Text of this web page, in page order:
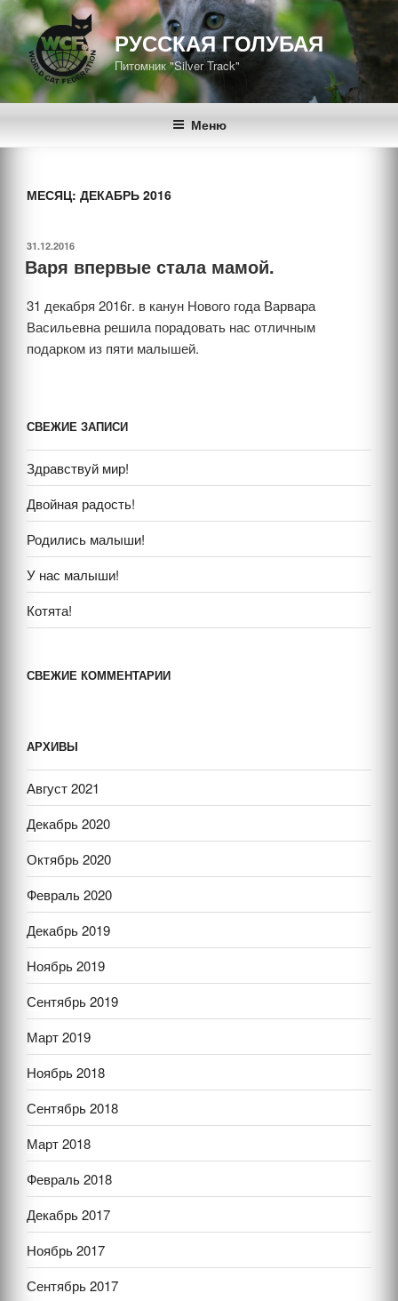
Перейти
содержимому
РУССКАЯ ГОЛУБАЯ
Питомник "Silver Track"
Меню
МЕСЯЦ: ДЕКАБРЬ 2016
ОПУБЛИКОВАНО
31.12.2016
Варя впервые стала мамой.
31 декабря 2016г. в канун Нового года Варвара
Васильевна решила порадовать нас отличным
подарком из пяти малышей.
СВЕЖИЕ ЗАПИСИ
Здравствуй мир!
Двойная радость!
Родились малыши!
У нас малыши!
Котята!
СВЕЖИЕ КОММЕНТАРИИ
АРХИВЫ
Август 2021
Декабрь 2020
Октябрь 2020
Февраль 2020
Декабрь 2019
Ноябрь 2019
Сентябрь 2019
Март 2019
Ноябрь 2018
Сентябрь 2018
Март 2018
Февраль 2018
Декабрь 2017
Ноябрь 2017
Сентябрь 2017